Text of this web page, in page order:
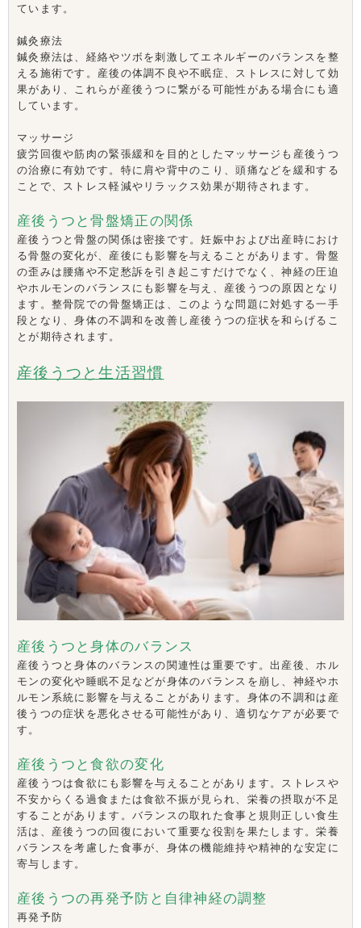
ています。
鍼灸療法
鍼灸療法は、経絡やツボを刺激してエネルギーのバランスを整
える施術です。産後の体調不良や不眠症、ストレスに対して効
果があり、これらが産後うつに繋がる可能性がある場合にも適
しています。
マッサージ
疲労回復や筋肉の緊張緩和を目的としたマッサージも産後うつ
の治療に有効です。特に肩や背中のこり、頭痛などを緩和する
ことで、ストレス軽減やリラックス効果が期待されます。
産後うつと骨盤矯正の関係
産後うつと骨盤の関係は密接です。妊娠中および出産時におけ
る骨盤の変化が、産後にも影響を与えることがあります。骨盤
の歪みは腰痛や不定愁訴を引き起こすだけでなく、神経の圧迫
やホルモンのバランスにも影響を与え、産後うつの原因となり
ます。整骨院での骨盤矯正は、このような問題に対処する一手
段となり、身体の不調和を改善し産後うつの症状を和らげるこ
とが期待されます。
産後うつと生活習慣
産後うつと身体のバランス
産後うつと身体のバランスの関連性は重要です。出産後、ホル
モンの変化や睡眠不足などが身体のバランスを崩し、神経やホ
ルモン系統に影響を与えることがあります。身体の不調和は産
後うつの症状を悪化させる可能性があり、適切なケアが必要で
す。
産後うつと食欲の変化
産後うつは食欲にも影響を与えることがあります。ストレスや
不安からくる過食または食欲不振が見られ、栄養の摂取が不足
することがあります。バランスの取れた食事と規則正しい食生
活は、産後うつの回復において重要な役割を果たします。栄養
バランスを考慮した食事が、身体の機能維持や精神的な安定に
寄与します。
産後うつの再発予防と自律神経の調整
再発予防